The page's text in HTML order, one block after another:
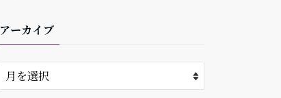
アーカイブ